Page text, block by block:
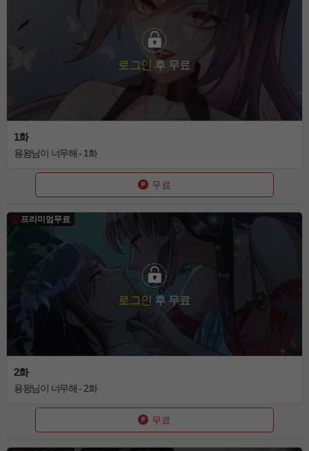
로그인 후 무료
1화
용왕님이 너무해 - 1화
무료
로그인 후 무료
프리미엄무료
2화
용왕님이 너무해 - 2화
무료